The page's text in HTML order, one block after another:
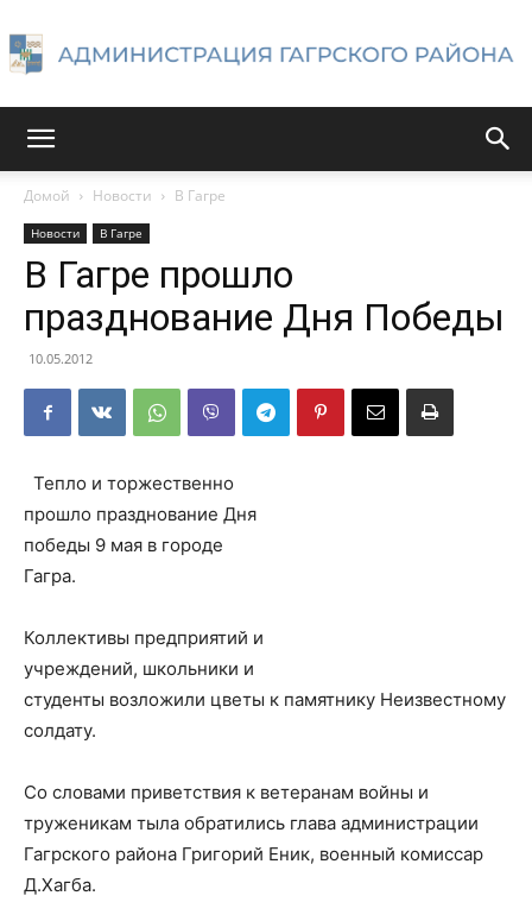
Домой Новости В Гагре
Новости В Гагре
В Гагре прошло
празднование Дня Победы
10.05.2012
Тепло и торжественно
прошло празднование Дня
победы 9 мая в городе
Гагра.
Коллективы предприятий и
учреждений, школьники и
студенты возложили цветы к памятнику Неизвестному
солдату.
Со словами приветствия к ветеранам войны и
труженикам тыла обратились глава администрации
Гагрского района Григорий Еник, военный комиссар
Д.Хагба.